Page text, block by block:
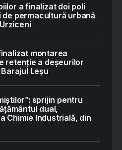
a finalizat doi poli
de permacultură urbană
montarea
retenție a deșeurilor
Leșu
sprijin pentru
dual,
Chimie Industrială, din